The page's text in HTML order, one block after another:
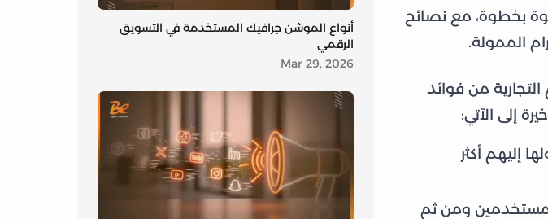
بخطوة، مع نصائح
الممولة.
التجارية من فوائد
إلى الآتي:
إليهم أكثر
ومن ثم
أنواع الموشن جرافيك المستخدمة في التسويق
الرقمي
Mar 29, 2026